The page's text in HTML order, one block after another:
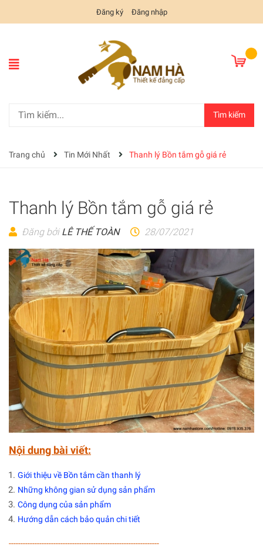
Đăng ký Đăng nhập
Tìm kiếm
Trang chủ Tin Mới Nhất Thanh lý Bồn tắm gỗ giá rẻ
Thanh lý Bồn tắm gỗ giá rẻ
Đăng bởi LÊ THẾ TOÀN 28/07/2021
Nội dung bài viết:
Giới thiệu về Bồn tắm cần thanh lý
Những không gian sử dụng sản phẩm
Công dụng của sản phẩm
Hướng dẫn cách bảo quản chi tiết
----------------------------------------------------------------